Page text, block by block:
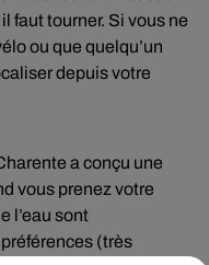
faut tourner. Si vous ne
ou que quelqu’un
depuis votre
a conçu une
vous prenez votre
l’eau sont
(très